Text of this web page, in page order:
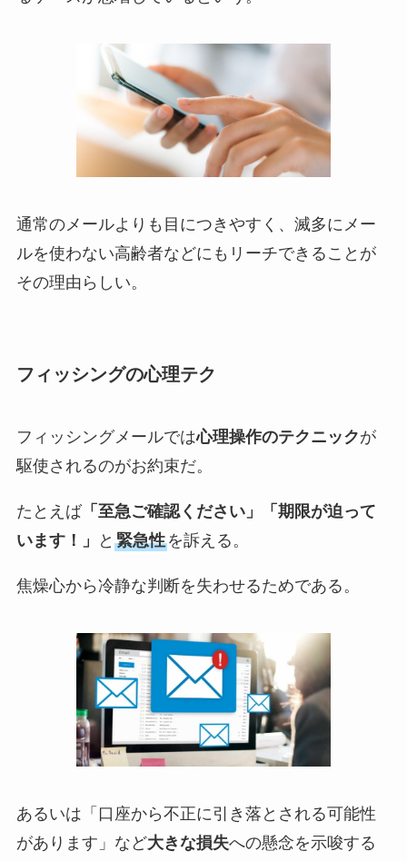
通常のメールよりも目につきやすく、滅多にメー
ルを使わない高齢者などにもリーチできることが
その理由らしい。
フィッシングの心理テク
フィッシングメールでは心理操作のテクニックが
駆使されるのがお約束だ。
たとえば「至急ご確認ください」「期限が迫って
います！」
と 緊急性を訴える。
焦燥心から冷静な判断を失わせるためである。
あるいは「口座から不正に引き落とされる可能性
があります」など大きな損失への懸念を示唆する